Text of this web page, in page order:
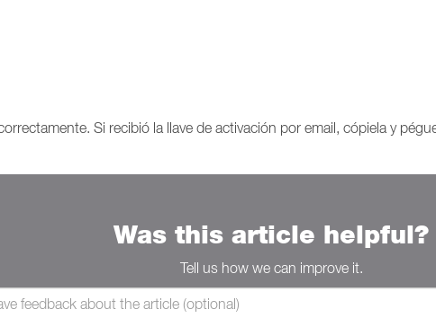
Si recibió la llave de activación por email, cópiela y
Was this article helpful?
Tell us how we can improve it.